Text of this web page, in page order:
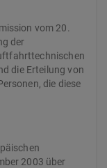
vom 20.
der
die Erteilung von
die diese
2003 über